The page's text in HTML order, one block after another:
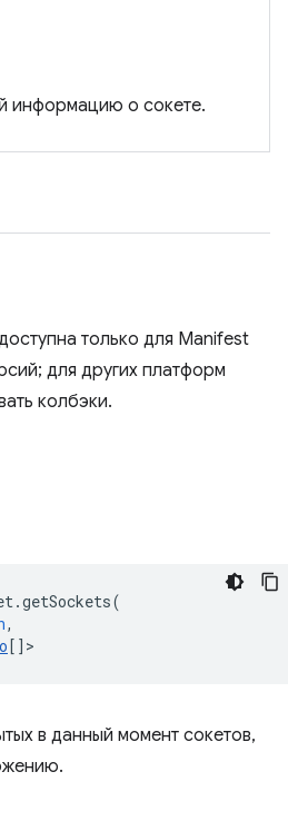
информацию о сокете.
только для Manifest
для других платформ
колбэки.
.getSockets(
,
[] >
в данный момент сокетов,